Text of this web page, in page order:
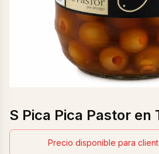
S Pica Pica Pastor en
Precio disponible para